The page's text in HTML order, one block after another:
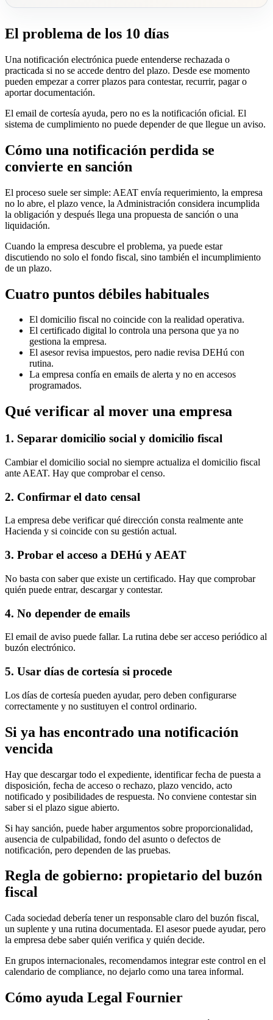
El problema de los 10 días
Una notificación electrónica puede entenderse rechazada o
practicada si no se accede dentro del plazo. Desde ese momento
pueden empezar a correr plazos para contestar, recurrir, pagar o
aportar documentación.
El email de cortesía ayuda, pero no es la notificación oficial. El
sistema de cumplimiento no puede depender de que llegue un aviso.
Cómo una notificación perdida se
convierte en sanción
El proceso suele ser simple: AEAT envía requerimiento, la empresa
no lo abre, el plazo vence, la Administración considera incumplida
la obligación y después llega una propuesta de sanción o una
liquidación.
Cuando la empresa descubre el problema, ya puede estar
discutiendo no solo el fondo fiscal, sino también el incumplimiento
de un plazo.
Cuatro puntos débiles habituales
El domicilio fiscal no coincide con la realidad operativa.
El certificado digital lo controla una persona que ya no
gestiona la empresa.
El asesor revisa impuestos, pero nadie revisa DEHú con
rutina.
La empresa confía en emails de alerta y no en accesos
programados.
Qué verificar al mover una empresa
1. Separar domicilio social y domicilio fiscal
Cambiar el domicilio social no siempre actualiza el domicilio fiscal
ante AEAT. Hay que comprobar el censo.
2. Confirmar el dato censal
La empresa debe verificar qué dirección consta realmente ante
Hacienda y si coincide con su gestión actual.
3. Probar el acceso a DEHú y AEAT
No basta con saber que existe un certificado. Hay que comprobar
quién puede entrar, descargar y contestar.
4. No depender de emails
El email de aviso puede fallar. La rutina debe ser acceso periódico al
buzón electrónico.
5. Usar días de cortesía si procede
Los días de cortesía pueden ayudar, pero deben configurarse
correctamente y no sustituyen el control ordinario.
Si ya has encontrado una notificación
vencida
Hay que descargar todo el expediente, identificar fecha de puesta a
disposición, fecha de acceso o rechazo, plazo vencido, acto
notificado y posibilidades de respuesta. No conviene contestar sin
saber si el plazo sigue abierto.
Si hay sanción, puede haber argumentos sobre proporcionalidad,
ausencia de culpabilidad, fondo del asunto o defectos de
notificación, pero dependen de las pruebas.
Regla de gobierno: propietario del buzón
fiscal
Cada sociedad debería tener un responsable claro del buzón fiscal,
un suplente y una rutina documentada. El asesor puede ayudar, pero
la empresa debe saber quién verifica y quién decide.
En grupos internacionales, recomendamos integrar este control en el
calendario de compliance, no dejarlo como una tarea informal.
Cómo ayuda Legal Fournier